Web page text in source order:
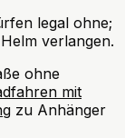
legal ohne;
verlangen.
ohne
mit
zu Anhänger